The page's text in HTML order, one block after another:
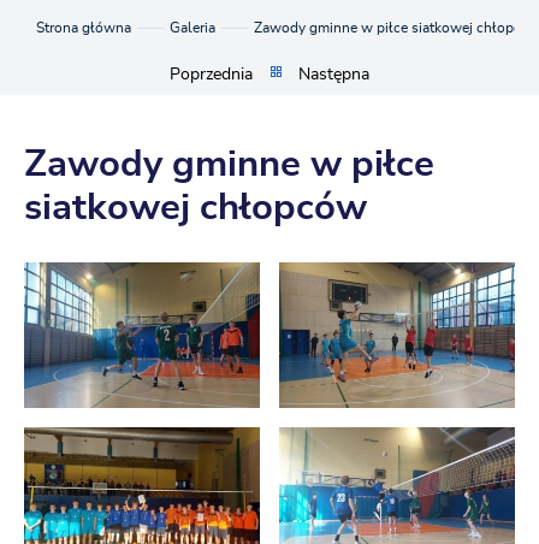
Strona główna Galeria Zawody gminne w piłce siatkowej
Poprzednia Następna
Zawody gminne w piłce
siatkowej chłopców